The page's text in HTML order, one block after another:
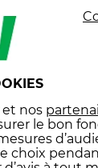
votre
vous
tiers »,
et nos
le bon
choix